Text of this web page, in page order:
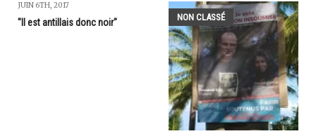
JUIN 6TH, 2017
"Il est antillais donc noir" NON CLASSÉ